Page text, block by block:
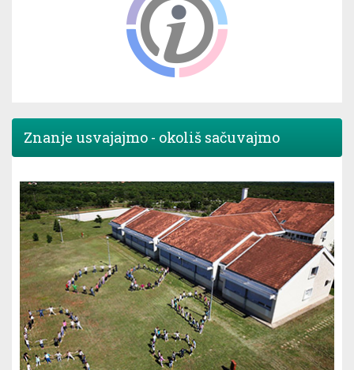
Znanje usvajajmo - okoliš sačuvajmo